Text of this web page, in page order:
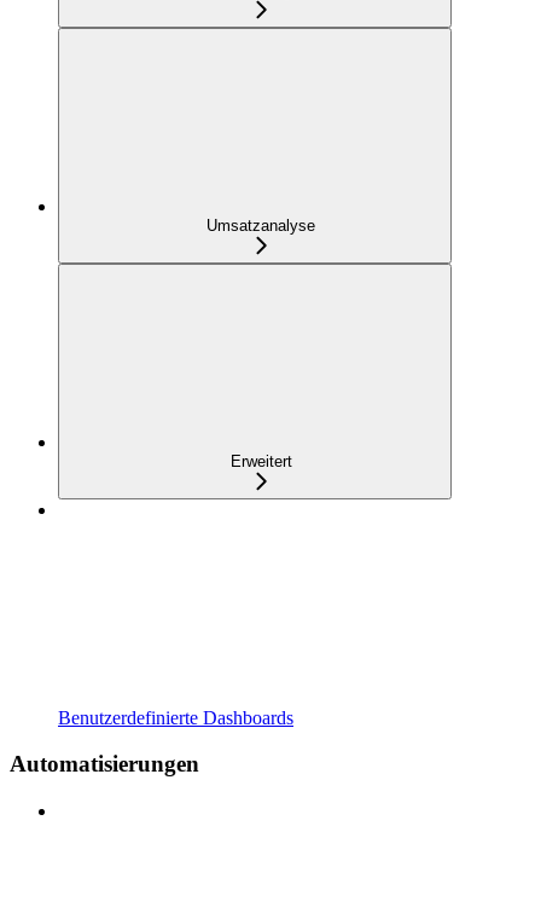
Umsatzanalyse
Erweitert
Benutzerdefinierte Dashboards
Automatisierungen